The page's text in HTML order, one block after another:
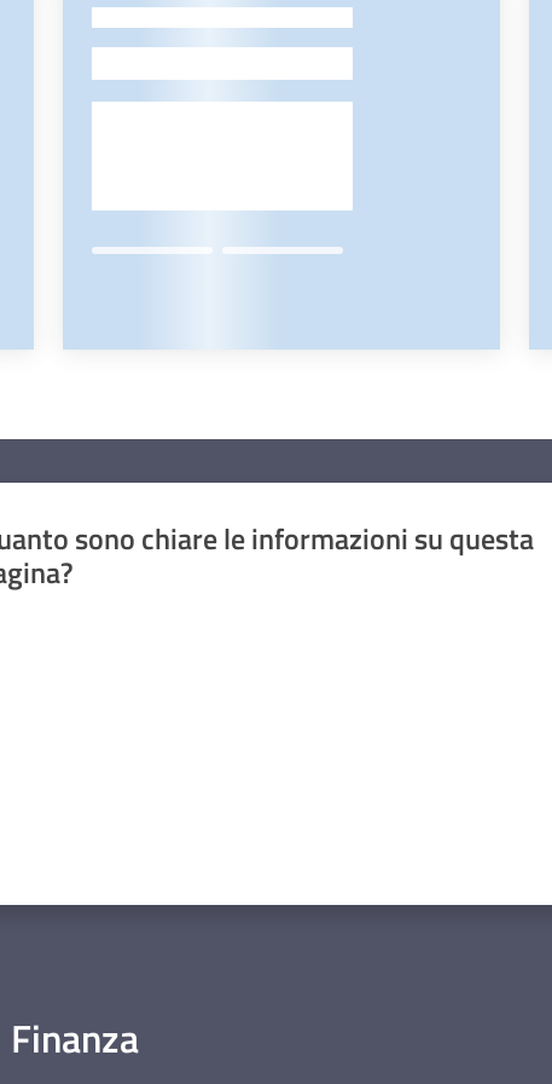
-
sono chiare le informazioni su questa